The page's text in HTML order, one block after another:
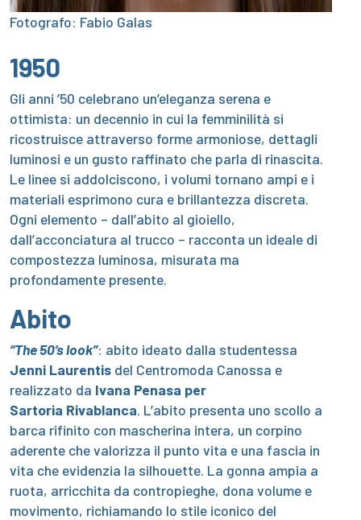
Fotografo: Fabio Galas
1950
Gli anni ’50 celebrano un’eleganza serena e
ottimista: un decennio in cui la femminilità si
ricostruisce attraverso forme armoniose, dettagli
luminosi e un gusto raffinato che parla di rinascita.
Le linee si addolciscono, i volumi tornano ampi e i
materiali esprimono cura e brillantezza discreta.
Ogni elemento – dall’abito al gioiello,
dall’acconciatura al trucco – racconta un ideale di
compostezza luminosa, misurata ma
profondamente presente.
Abito
“The 50’s look”: abito ideato dalla studentessa
Jenni Laurentis del Centromoda Canossa e
realizzato da Ivana Penasa per
Sartoria Rivablanca. L’abito presenta uno scollo a
barca rifinito con mascherina intera, un corpino
aderente che valorizza il punto vita e una fascia in
vita che evidenzia la silhouette. La gonna ampia a
ruota, arricchita da contropieghe, dona volume e
movimento, richiamando lo stile iconico del